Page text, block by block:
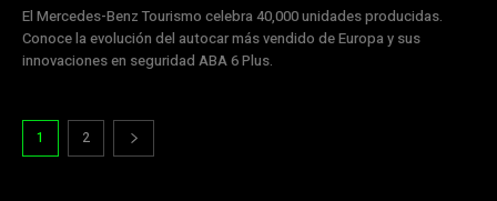
El Mercedes-Benz Tourismo celebra 40,000 unidades producidas.
Conoce la evolución del autocar más vendido de Europa y sus
innovaciones en seguridad ABA 6 Plus.
1 2